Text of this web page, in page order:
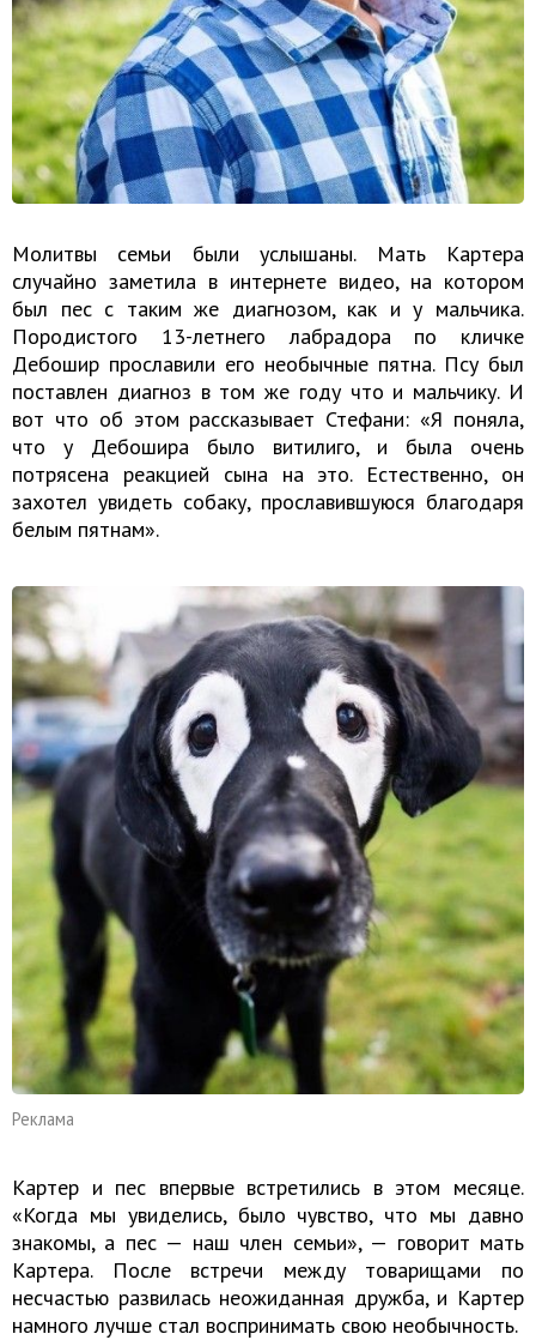
Молитвы семьи были услышаны. Мать Картера
случайно заметила в интернете видео, на котором
был пес с таким же диагнозом, как и у мальчика.
Породистого 13-летнего лабрадора по кличке
Дебошир прославили его необычные пятна. Псу был
поставлен диагноз в том же году что и мальчику. И
вот что об этом рассказывает Стефани: «Я поняла,
что у Дебошира было витилиго, и была очень
потрясена реакцией сына на это. Естественно, он
захотел увидеть собаку, прославившуюся благодаря
белым пятнам».
Реклама
Картер и пес впервые встретились в этом месяце.
«Когда мы увиделись, было чувство, что мы давно
знакомы, а пес — наш член семьи», — говорит мать
Картера. После встречи между товарищами по
несчастью развилась неожиданная дружба, и Картер
намного лучше стал воспринимать свою необычность.